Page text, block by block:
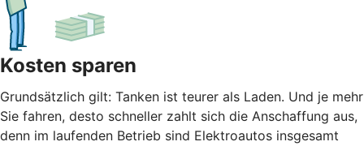
Kosten sparen
Grundsätzlich gilt: Tanken ist teurer als Laden. Und je mehr
Sie fahren, desto schneller zahlt sich die Anschaffung aus,
denn im laufenden Betrieb sind Elektroautos insgesamt